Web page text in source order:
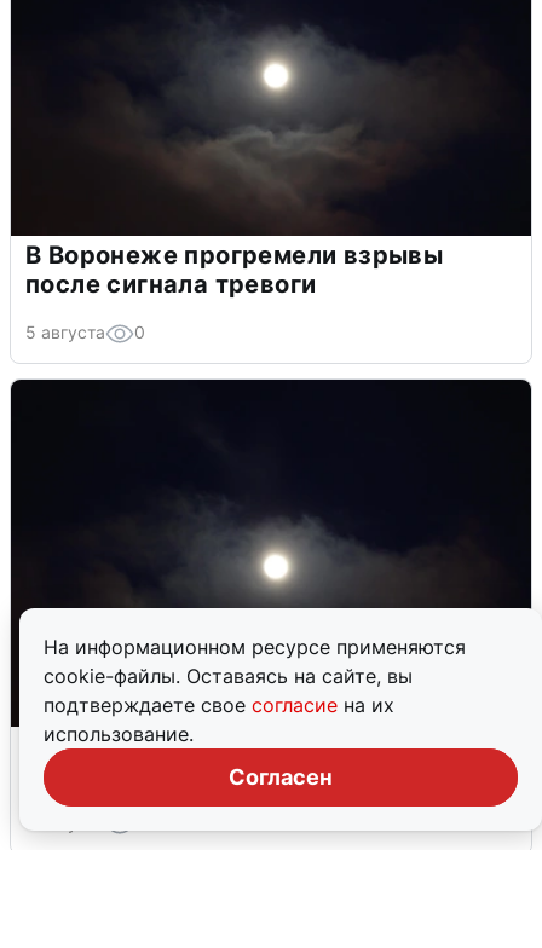
На информационном ресурсе применяются
cookie-файлы. Оставаясь на сайте, вы
подтверждаете свое согласие на их
использование.
Согласен
В Воронеже прогремели взрывы
после сигнала тревоги
5 августа 0
Взрывы в Воронеже после сигнала
тревоги